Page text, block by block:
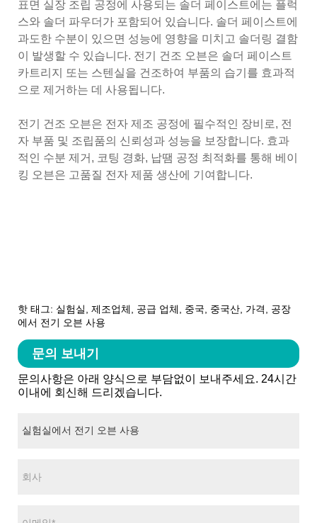
표면 실장 조립 공정에 사용되는 솔더 페이스트에는 플럭
스와 솔더 파우더가 포함되어 있습니다. 솔더 페이스트에
과도한 수분이 있으면 성능에 영향을 미치고 솔더링 결함
이 발생할 수 있습니다. 전기 건조 오븐은 솔더 페이스트
카트리지 또는 스텐실을 건조하여 부품의 습기를 효과적
으로 제거하는 데 사용됩니다.
전기 건조 오븐은 전자 제조 공정에 필수적인 장비로, 전
자 부품 및 조립품의 신뢰성과 성능을 보장합니다. 효과
적인 수분 제거, 코팅 경화, 납땜 공정 최적화를 통해 베이
킹 오븐은 고품질 전자 제품 생산에 기여합니다.
핫 태그: 실험실, 제조업체, 공급 업체, 중국, 중국산, 가격, 공장
에서 전기 오븐 사용
문의 보내기
문의사항은 아래 양식으로 부담없이 보내주세요. 24시간
이내에 회신해 드리겠습니다.